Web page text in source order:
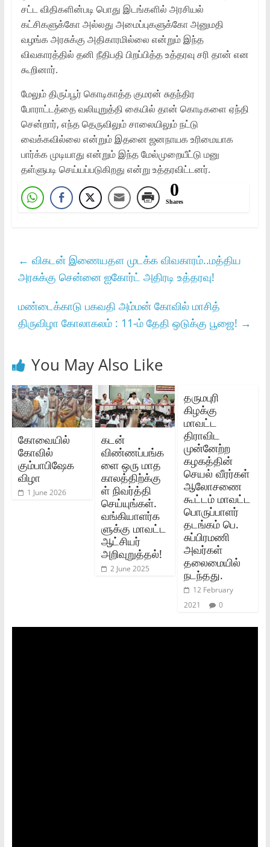
சட்ட விதிகளின்படி பொது இடங்களில் அரசியல்
கட்சிகளுக்கோ அல்லது அமைப்புகளுக்கோ அனுமதி
வழங்க அரசுக்கு அதிகாரமில்லை என்றும் இந்த
விவகாரத்தில் தனி நீதிபதி பிறப்பித்த உத்தரவு சரி தான் என
கூறினார்.
மேலும் திருப்பூர் கொடிகாத்த குமரன் சுதந்திர
போராட்டத்தை வலியுறுத்தி கையில் தான் கொடிகளை ஏந்தி
சென்றார், எந்த தெருவிலும் சாலையிலும் நட்டு
வைக்கவில்லை என்றும் இதனை ஜனநாயக உரிமையாக
பார்க்க முடியாது என்றும் இந்த மேல்முறையீட்டு மனு
தள்ளுபடி செய்யப்படுகிறது என்று உத்தரவிட்டனர்.
0
Shares
← விகடன் இணையதள முடக்க விவகாரம்..மத்திய
அரசுக்கு சென்னை ஐகோர்ட் அதிரடி உத்தரவு!
மண்டைக்காடு பகவதி அம்மன் கோவில் மாசித்
திருவிழா கோலாகலம் : 11-ம் தேதி ஒடுக்கு பூஜை! →
You May Also Like
கோவையில்
கோவில்
கும்பாபிஷேக
விழா
1 June 2026
கடன்
விண்ணப்பங்க
ளை ஒரு மாத
காலத்திற்க்கு
ள் நிவர்த்தி
செய்யுங்கள்.
வங்கியாளர்க
ளுக்கு மாவட்ட
ஆட்சியர்
அறிவுறுத்தல்!
2 June 2025
தருமபுரி
கிழக்கு
மாவட்ட
திராவிட
முன்னேற்ற
கழகத்தின்
செயல் வீரர்கள்
ஆலோசணை
கூட்டம் மாவட்ட
பொருப்பாளர்
தடங்கம் பெ.
சுப்பிரமணி
அவர்கள்
தலைமையில்
நடந்தது.
12 February
2021
0